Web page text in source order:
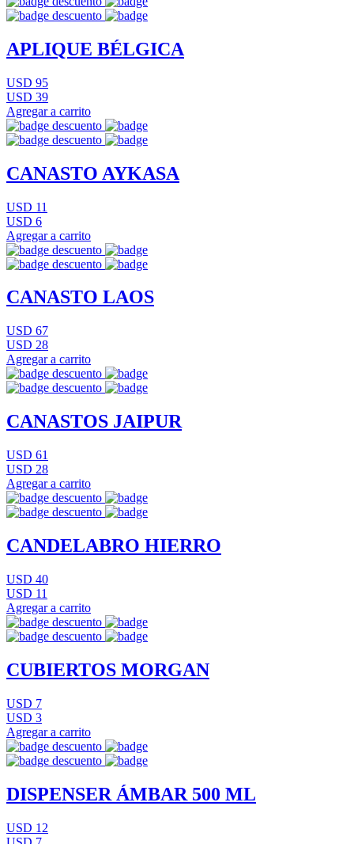
APLIQUE BÉLGICA
USD 95
USD 39
Agregar a carrito
CANASTO AYKASA
USD 11
USD 6
Agregar a carrito
CANASTO LAOS
USD 67
USD 28
Agregar a carrito
CANASTOS JAIPUR
USD 61
USD 28
Agregar a carrito
CANDELABRO HIERRO
USD 40
USD 11
Agregar a carrito
CUBIERTOS MORGAN
USD 7
USD 3
Agregar a carrito
DISPENSER ÁMBAR 500 ML
USD 12